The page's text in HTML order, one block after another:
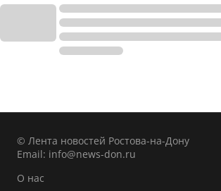
© Лента новостей Ростова-на-Дону
Email: info@news-don.ru
О нас